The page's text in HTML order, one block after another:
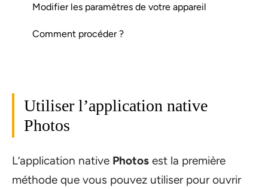
Modifier les paramètres de votre appareil
Comment procéder ?
Utiliser l’application native
Photos
L’application native Photos est la première
méthode que vous pouvez utiliser pour ouvrir